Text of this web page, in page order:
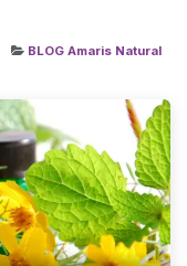
BLOG Amaris Natural